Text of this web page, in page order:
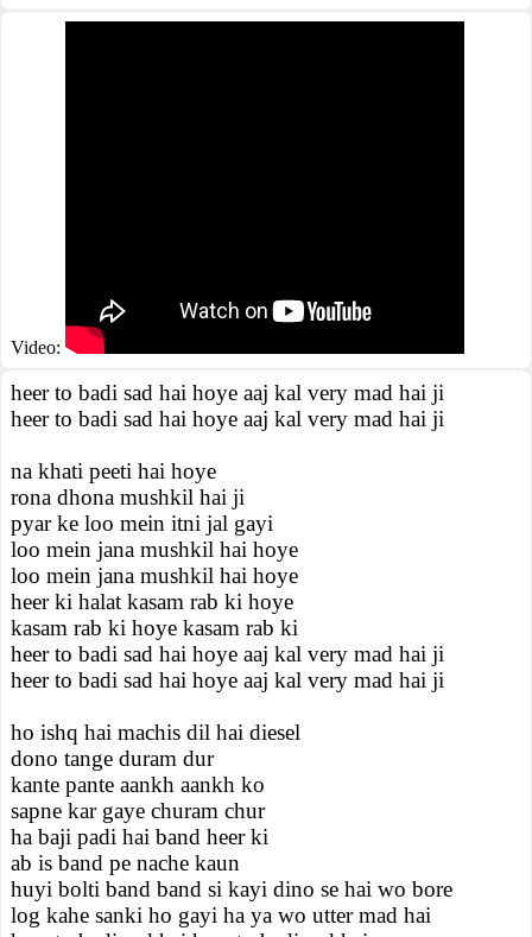
Video:
heer to badi sad hai hoye aaj kal very mad hai ji
heer to badi sad hai hoye aaj kal very mad hai ji
na khati peeti hai hoye
rona dhona mushkil hai ji
pyar ke loo mein itni jal gayi
loo mein jana mushkil hai hoye
loo mein jana mushkil hai hoye
heer ki halat kasam rab ki hoye
kasam rab ki hoye kasam rab ki
heer to badi sad hai hoye aaj kal very mad hai ji
heer to badi sad hai hoye aaj kal very mad hai ji
ho ishq hai machis dil hai diesel
dono tange duram dur
kante pante aankh aankh ko
sapne kar gaye churam chur
ha baji padi hai band heer ki
ab is band pe nache kaun
huyi bolti band band si kayi dino se hai wo bore
log kahe sanki ho gayi ha ya wo utter mad hai